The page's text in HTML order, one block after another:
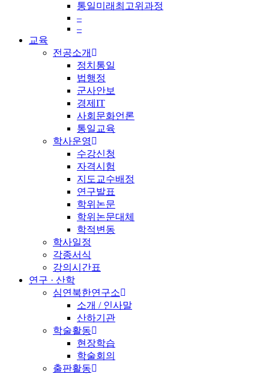
통일미래최고위과정
–
–
교육
전공소개
정치통일
법행정
군사안보
경제IT
사회문화언론
통일교육
학사운영
수강신청
자격시험
지도교수배정
연구발표
학위논문
학위논문대체
학적변동
학사일정
각종서식
강의시간표
연구 · 산학
심연북한연구소
소개 / 인사말
산하기관
학술활동
현장학습
학술회의
출판활동